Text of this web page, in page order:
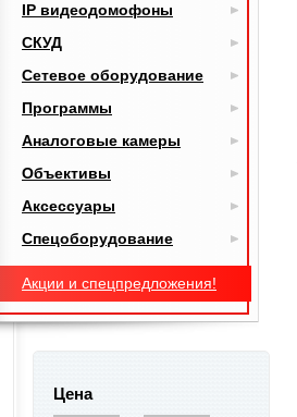
IP видеодомофоны
СКУД
Сетевое оборудование
Программы
Аналоговые камеры
Объективы
Аксессуары
Спецоборудование
Акции и спецпредложения!
Цена